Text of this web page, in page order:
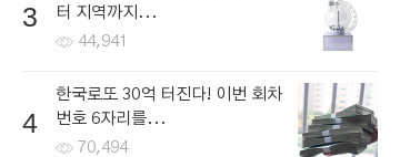
3
터 지역까지...
44,941
4
한국로또 30억 터진다! 이번 회차
번호 6자리를...
70,494